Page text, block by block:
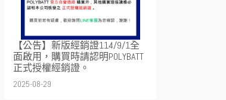
【公告】新版經銷證114/9/1全
面啟用，購買時請認明POLYBATT
正式授權經銷證。
2025-08-29